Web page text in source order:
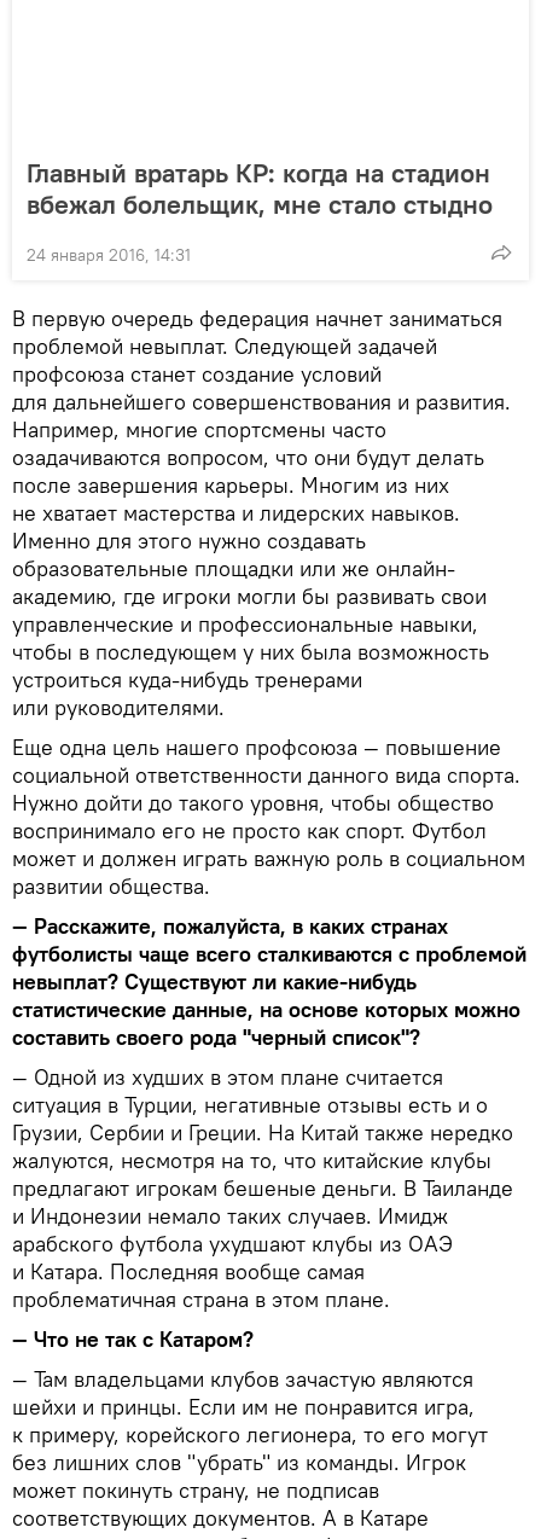
Главный вратарь КР: когда на стадион
вбежал болельщик, мне стало стыдно
24 января 2016, 14:31
В первую очередь федерация начнет заниматься
проблемой невыплат. Следующей задачей
профсоюза станет создание условий
для дальнейшего совершенствования и развития.
Например, многие спортсмены часто
озадачиваются вопросом, что они будут делать
после завершения карьеры. Многим из них
не хватает мастерства и лидерских навыков.
Именно для этого нужно создавать
образовательные площадки или же онлайн-
академию, где игроки могли бы развивать свои
управленческие и профессиональные навыки,
чтобы в последующем у них была возможность
устроиться куда-нибудь тренерами
или руководителями.
Еще одна цель нашего профсоюза — повышение
социальной ответственности данного вида спорта.
Нужно дойти до такого уровня, чтобы общество
воспринимало его не просто как спорт. Футбол
может и должен играть важную роль в социальном
развитии общества.
— Расскажите, пожалуйста, в каких странах
футболисты чаще всего сталкиваются с проблемой
невыплат? Существуют ли какие-нибудь
статистические данные, на основе которых можно
составить своего рода "черный список"?
— Одной из худших в этом плане считается
ситуация в Турции, негативные отзывы есть и о
Грузии, Сербии и Греции. На Китай также нередко
жалуются, несмотря на то, что китайские клубы
предлагают игрокам бешеные деньги. В Таиланде
и Индонезии немало таких случаев. Имидж
арабского футбола ухудшают клубы из ОАЭ
и Катара. Последняя вообще самая
проблематичная страна в этом плане.
— Что не так с Катаром?
— Там владельцами клубов зачастую являются
шейхи и принцы. Если им не понравится игра,
к примеру, корейского легионера, то его могут
без лишних слов "убрать" из команды. Игрок
может покинуть страну, не подписав
соответствующих документов. А в Катаре